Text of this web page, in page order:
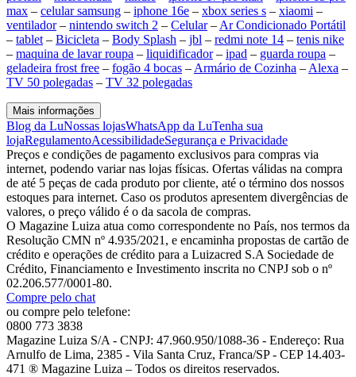
max – celular samsung – iphone 16e – xbox series s – xiaomi –
ventilador– nintendo switch 2 – Celular– Ar Condicionado Portátil
– tablet – Bicicleta – Body Splash – jbl – redmi note 14 – tenis nike
– maquina de lavar roupa – liquidificador– ipad – guarda roupa –
geladeira frost free – fogão 4 bocas – Armário de Cozinha – Alexa –
TV 50 polegadas – TV 32 polegadas
Mais informações
Blog da LuNossas lojasWhatsApp da LuTenha sua
lojaRegulamentoAcessibilidadeSegurança e Privacidade
Preços e condições de pagamento exclusivos para compras via
internet, podendo variar nas lojas físicas. Ofertas válidas na compra
de até 5 peças de cada produto por cliente, até o término dos nossos
estoques para internet. Caso os produtos apresentem divergências de
valores, o preço válido é o da sacola de compras.
O Magazine Luiza atua como correspondente no País, nos termos da
Resolução CMN nº 4.935/2021, e encaminha propostas de cartão de
crédito e operações de crédito para a Luizacred S.A Sociedade de
Crédito, Financiamento e Investimento inscrita no CNPJ sob o nº
02.206.577/0001-80.
Compre pelo chat
ou compre pelo telefone:
0800 773 3838
Magazine Luiza S/A - CNPJ: 47.960.950/1088-36 - Endereço: Rua
Arnulfo de Lima, 2385 - Vila Santa Cruz, Franca/SP - CEP 14.403-
471 ® Magazine Luiza – Todos os direitos reservados.